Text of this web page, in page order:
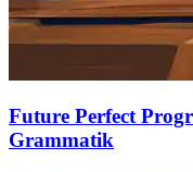
Future Perfect
Grammatik